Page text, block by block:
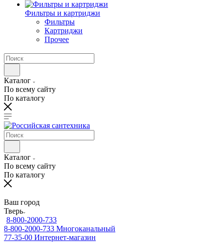
Фильтры и картриджи
Фильтры
Картриджи
Прочее
Каталог
По всему сайту
По каталогу
Каталог
По всему сайту
По каталогу
Ваш город
Тверь
8-800-2000-733
8-800-2000-733 Многоканальный
77-35-00 Интернет-магазин